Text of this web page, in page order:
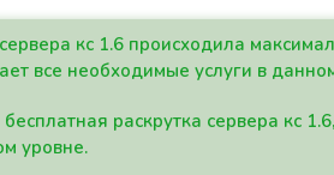
кс 1.6 происходила
все необходимые услуги в
раскрутка сервера кс
уровне.